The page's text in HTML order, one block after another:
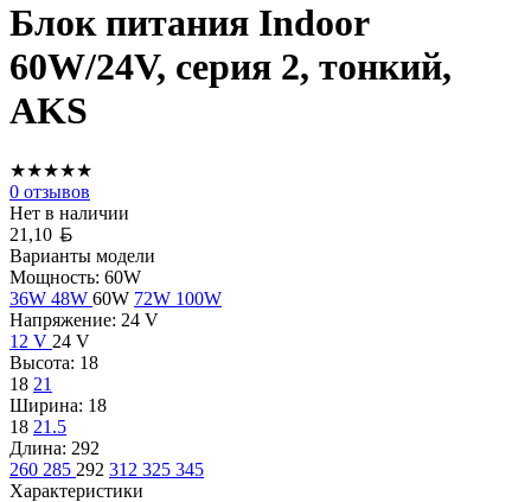
Блок питания Indoor
60W/24V, серия 2, тонкий,
AKS
★★★★★
0 отзывов
Нет в наличии
21,10
Варианты модели
Мощность: 60W
36W 48W 60W 72W 100W
Напряжение: 24 V
12 V 24 V
Высота: 18
18 21
Ширина: 18
18 21.5
Длина: 292
260 285 292 312 325 345
Характеристики